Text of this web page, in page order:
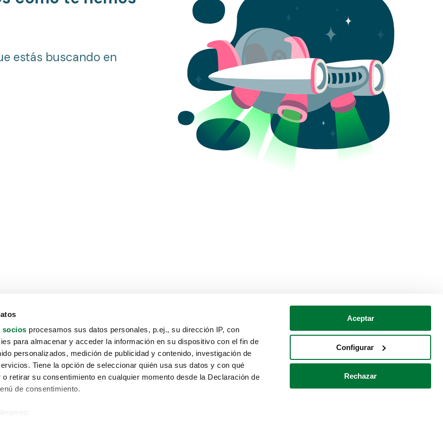
socios procesamos sus datos personales, p.ej., su dirección IP, con
para almacenar y acceder la información en su dispositivo con el fin de
personalizados, medición de publicidad y contenido, investigación de
Tiene la opción de seleccionar quién usa sus datos y con qué
retirar su consentimiento en cualquier momento desde la Declaración de
de consentimiento.
Aceptar
Configurar
Rechazar
estás buscando en